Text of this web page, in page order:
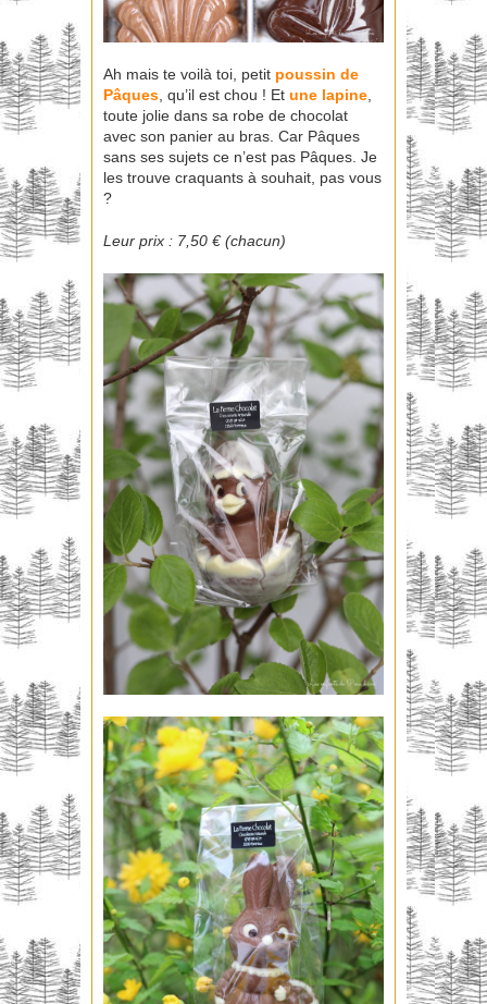
Ah mais te voilà toi, petit poussin de
Pâques, qu’il est chou ! Et une lapine,
toute jolie dans sa robe de chocolat
avec son panier au bras. Car Pâques
sans ses sujets ce n’est pas Pâques. Je
les trouve craquants à souhait, pas vous
?
Leur prix : 7,50 € (chacun)